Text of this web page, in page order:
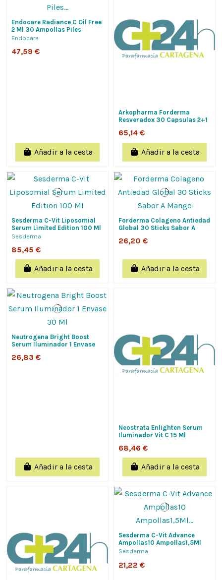
Endocare Radiance C Oil Free
2 Ml 30 Ampollas Piles
Normales Y Mixtas
Endocare
47,59 €
Añadir a la cesta
Arkopharma Forderma
Resveradox 30 Capsulas 2+1
65,14 €
Añadir a la cesta
Sesderma C-Vit Liposomial
Serum Limited Edition 100 Ml
Sesderma
85,45 €
Añadir a la cesta
Forderma Colageno Antiedad
Global 30 Sticks Sabor A
26,20 €
Añadir a la cesta
Neutrogena Bright Boost
Serum Iluminador 1 Envase
26,83 €
Añadir a la cesta
Neostrata Enlighten Serum
Iluminador Vit C 15 Ml
68,46 €
Añadir a la cesta
Sesderma C-Vit Advance
Ampollas10 Ampollas1,5Ml
Revitaliza Y Rejuvenece La
Sesderma
21,22 €